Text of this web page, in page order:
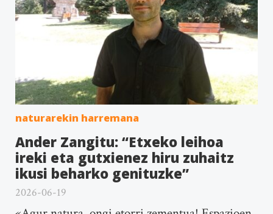
naturarekin harremana
Ander Zangitu: “Etxeko leihoa
ireki eta gutxienez hiru zuhaitz
ikusi beharko genituzke”
2026-06-19